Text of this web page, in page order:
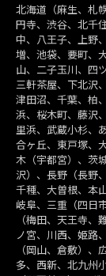
北海道（麻生、札
円寺、渋谷、北千
中、八王子、上野
増、池袋、要町、
山、二子玉川、四
三軒茶屋、下北沢
津田沼、千葉、柏
浜、桜木町、藤沢
里浜、武蔵小杉、
合ヶ丘、東戸塚、
木（宇都宮）、茨
沢）、長野（長野
千種、大曽根、本
岐阜、三重（四日
（梅田、天王寺
ノ宮、川西、姫路
（岡山、倉敷）
多、西新、北九州